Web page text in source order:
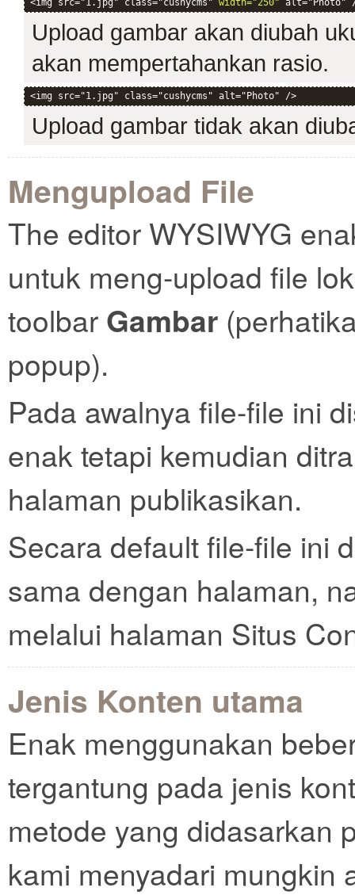
<img src="1.jpg" class="cushycms" width="250" alt="Photo"
Upload gambar akan diubah
akan mempertahankan rasio.
<img src="1.jpg" class="cushycms" alt="Photo" />
Upload gambar tidak akan
Mengupload File
The editor WYSIWYG
untuk meng-upload file
toolbar Gambar
popup).
Pada awalnya file-file ini
enak tetapi kemudian
halaman publikasikan.
Secara default file-file ini
sama dengan halaman,
melalui halaman Situs
Jenis Konten utama
Enak menggunakan
tergantung pada jenis
metode yang didasarkan
kami menyadari mungkin